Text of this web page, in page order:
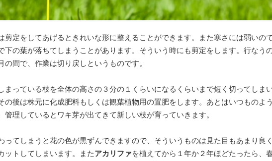
剪定をしてあげるときれいな形に整えることができます。また寒さには弱いの
下の葉が落ちてしまうことがあります。そういう時にも剪定をします。行なう
の間で、作業は切り戻しというものです。
まっている枝を全体の高さの３分の１くらいになるくらいまで短く切ってしま
の後は株元に化成肥料もしくは観葉植物用の置肥をします。あとはいつものよ
管理しているとワキ芽が出てきて新しい枝が育っていきます。
ってしまうと花の色が黒ずんできますので、そういうものは見た目もあまり良
ットしてしまいます。またアカリファを植えてから１年か２年ほどたったら、